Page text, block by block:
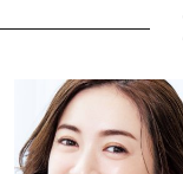
カ
部